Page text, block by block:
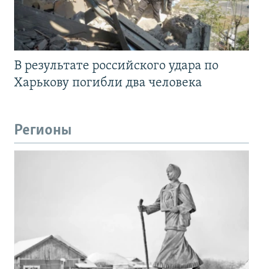
В результате российского удара по
Харькову погибли два человека
Регионы